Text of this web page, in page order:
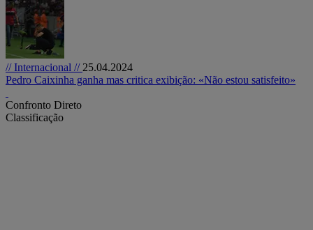
// Internacional // 25.04.2024
Pedro Caixinha ganha mas critica exibição: «Não estou satisfeito»
Confronto Direto
Classificação